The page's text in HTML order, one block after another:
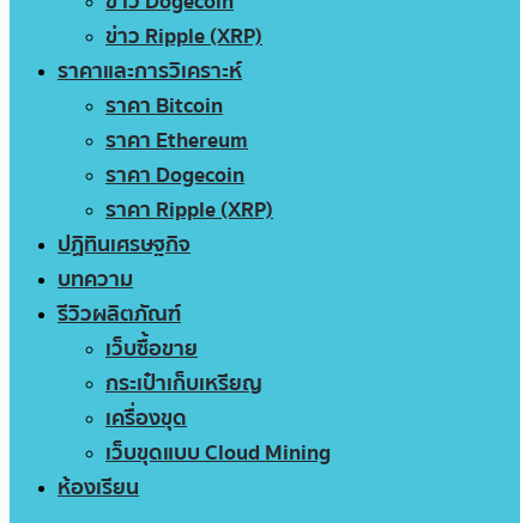
ข่าว Ripple (XRP)
ราคาและการวิเคราะห์
ราคา Bitcoin
ราคา Ethereum
ราคา Dogecoin
ราคา Ripple (XRP)
ปฏิทินเศรษฐกิจ
บทความ
รีวิวผลิตภัณฑ์
เว็บซื้อขาย
กระเป๋าเก็บเหรียญ
เครื่องขุด
เว็บขุดแบบ Cloud Mining
ห้องเรียน